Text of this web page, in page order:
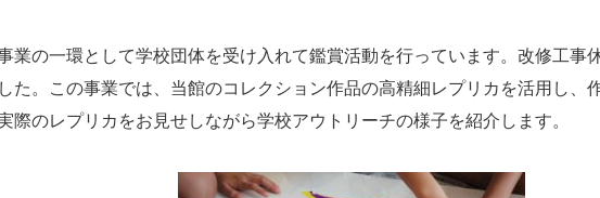
業の一環として学校団体を受け入れて鑑賞活動を行っています。改修工事
た。この事業では、当館のコレクション作品の高精細レプリカを活用し、
際のレプリカをお見せしながら学校アウトリーチの様子を紹介します。